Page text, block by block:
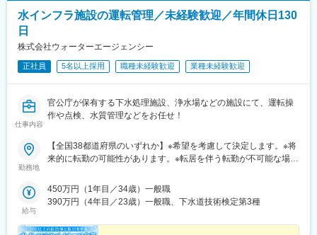
水インフラ施設の運転管理／未経験歓迎／年間休日130
日
株式会社ウォーターエージェンシー
正社員 5名以上採用 職種未経験歓迎 業種未経験歓迎
仕事内容
官公庁が保有する下水処理施設、浄水場などの施設にて、運転操
作や点検、水質管理などをお任せ！
勤務地
【全国38都道府県のいずれか】※希望を考慮して決定します。※将
来的に転勤の可能性があります。※転居を伴う転勤が不可能な場合
いたします。＜募集勤務地＞■北海道：北海道■東北 ：岩手県、
山形県、宮城県、秋田県、福島県■関東 ：東京都、神奈川県、千
県、長野県、富山県、石川県、福井県■東海 ：静岡県、愛知県、
給与
450万円（1年目／34歳）一般職
390万円（4年目／23歳）一般職、下水道技術検定第3種